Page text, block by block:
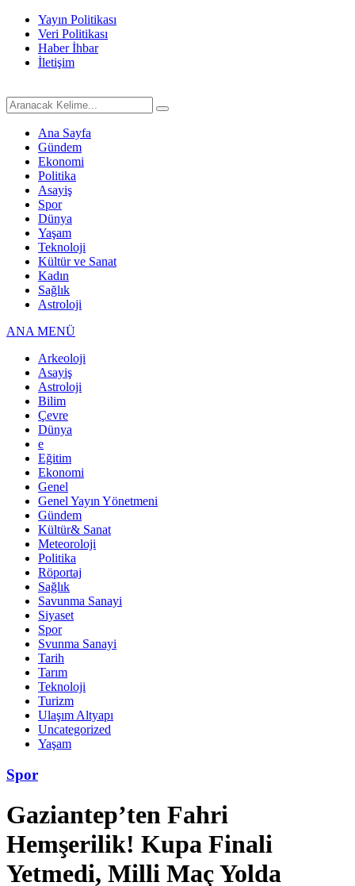
Yayın Politikası
Veri Politikası
Haber İhbar
İletişim
Ana Sayfa
Gündem
Ekonomi
Politika
Asayiş
Spor
Dünya
Yaşam
Teknoloji
Kültür ve Sanat
Kadın
Sağlık
Astroloji
ANA MENÜ
Arkeoloji
Asayiş
Astroloji
Bilim
Çevre
Dünya
e
Eğitim
Ekonomi
Genel
Genel Yayın Yönetmeni
Gündem
Kültür& Sanat
Meteoroloji
Politika
Röportaj
Sağlık
Savunma Sanayi
Siyaset
Spor
Svunma Sanayi
Tarih
Tarım
Teknoloji
Turizm
Ulaşım Altyapı
Uncategorized
Yaşam
Spor
Gaziantep’ten Fahri
Hemşerilik! Kupa Finali
Yetmedi, Milli Maç Yolda